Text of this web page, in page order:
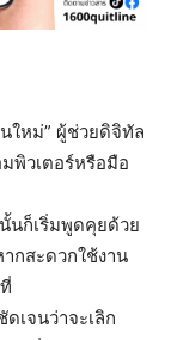
ใหม่” ผู้ช่วยดิจิทัล
พิวเตอร์หรือมือ
นก็เริ่มพูดคุยด้วย
กสะดวกใช้งาน
เจนว่าจะเลิก